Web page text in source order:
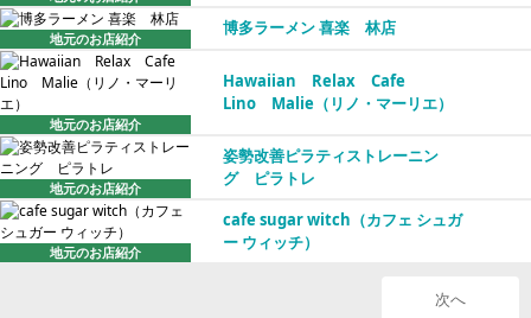
地元のお店紹介 博多ラーメン 喜楽 林店
地元のお店紹介
Hawaiian Relax Cafe
Lino Malie（リノ・マーリエ）
地元のお店紹介
姿勢改善ピラティストレーニン
グ ピラトレ
地元のお店紹介
cafe sugar witch（カフェ シュガ
ー ウィッチ）
次へ